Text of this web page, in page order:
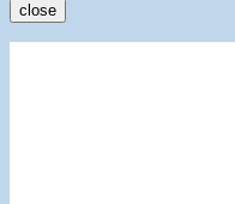
close